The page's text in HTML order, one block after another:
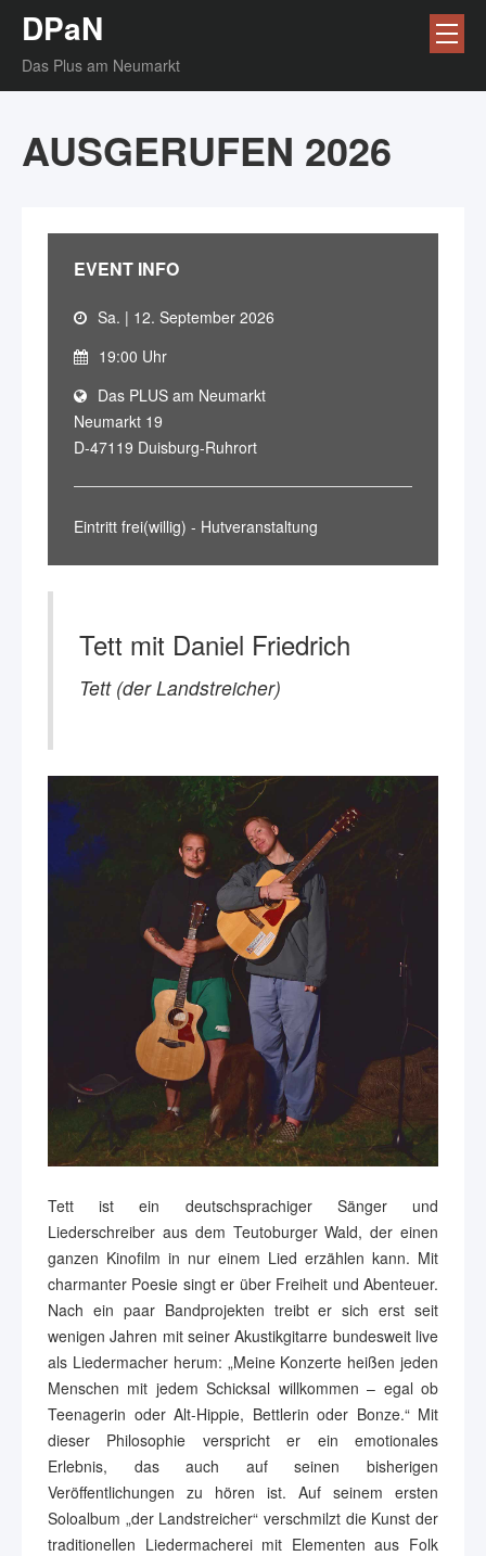
DPaN
Das Plus am Neumarkt
AUSGERUFEN 2026
EVENT INFO
Sa. | 12. September 2026
19:00 Uhr
Das PLUS am Neumarkt
Neumarkt 19
D-47119 Duisburg-Ruhrort
Eintritt frei(willig) - Hutveranstaltung
Tett mit Daniel Friedrich
Tett (der Landstreicher)
Tett ist ein deutschsprachiger Sänger und
Liederschreiber aus dem Teutoburger Wald, der einen
ganzen Kinofilm in nur einem Lied erzählen kann. Mit
charmanter Poesie singt er über Freiheit und Abenteuer.
Nach ein paar Bandprojekten treibt er sich erst seit
wenigen Jahren mit seiner Akustikgitarre bundesweit live
als Liedermacher herum: „Meine Konzerte heißen jeden
Menschen mit jedem Schicksal willkommen – egal ob
Teenagerin oder Alt-Hippie, Bettlerin oder Bonze.“ Mit
dieser Philosophie verspricht er ein emotionales
Erlebnis, das auch auf seinen bisherigen
Veröffentlichungen zu hören ist. Auf seinem ersten
Soloalbum „der Landstreicher“ verschmilzt die Kunst der
traditionellen Liedermacherei mit Elementen aus Folk